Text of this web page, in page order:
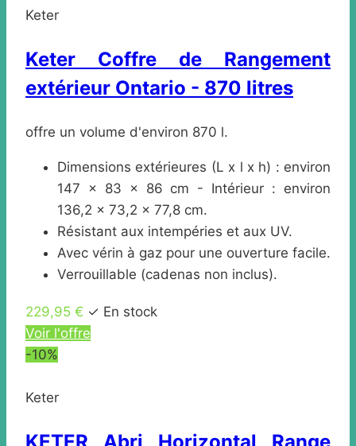
Keter
Keter Coffre de Rangement
extérieur Ontario - 870 litres
offre un volume d'environ 870 l.
Dimensions extérieures (L x l x h) : environ
147 x 83 x 86 cm - Intérieur : environ
136,2 x 73,2 x 77,8 cm.
Résistant aux intempéries et aux UV.
Avec vérin à gaz pour une ouverture facile.
Verrouillable (cadenas non inclus).
229,95 € ✓ En stock
Voir l'offre
-10%
Keter